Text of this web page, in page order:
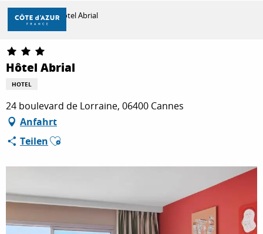
Aller
contenu
principal
ENTDECKEN
ZU TUN
AUFENTHALT
Startseite Hôtel Abrial
Hôtel Abrial
HOTEL
24 boulevard de Lorraine, 06400 Cannes
Anfahrt
TeilenAjouter aux favoris